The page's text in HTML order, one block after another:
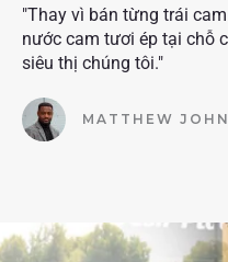
"Thay vì bán từng trái
nước cam tươi ép tại chỗ
siêu thị chúng tôi."
MATTHEW